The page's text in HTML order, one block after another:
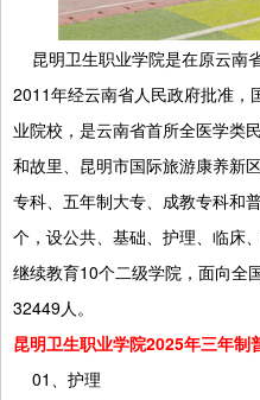
昆明卫生职业学院是在原云南
2011年经云南省人民政府批准，
业院校，是云南省首所全医学类
和故里、昆明市国际旅游康养新
专科、五年制大专、成教专科和
个，设公共、基础、护理、临床
继续教育10个二级学院，面向全
32449人。
昆明卫生职业学院2025年三年制
01、护理